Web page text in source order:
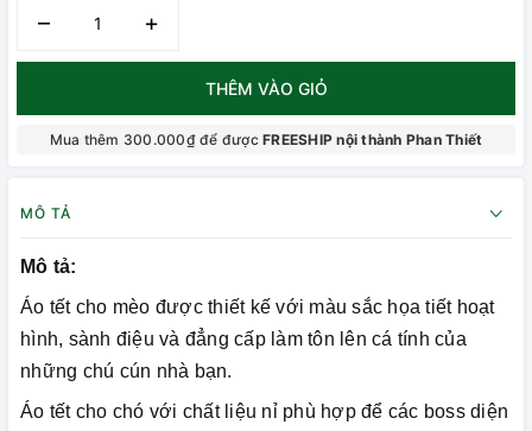
– +
THÊM VÀO GIỎ
Mua thêm 300.000₫ để đượcFREESHIP nội thành Phan Thiết
MÔ TẢ
Mô tả:
Áo tết cho mèo được thiết kế với màu sắc họa tiết hoạt
hình, sành điệu và đẳng cấp làm tôn lên cá tính của
những chú cún nhà bạn.
Áo tết cho chó với chất liệu nỉ phù hợp để các boss diện